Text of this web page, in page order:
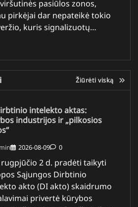
pasiūlos zonos,
pirkėjai dar nepateikė tokio
kuris signalizuotų…
Žiūrėti viską
intelekto aktas:
industrijos ir „pilkosios
2026-08-09 0
2 d. pradėti taikyti
Sąjungos Dirbtinio
akto (DI akto) skaidrumo
privertė kūrybos